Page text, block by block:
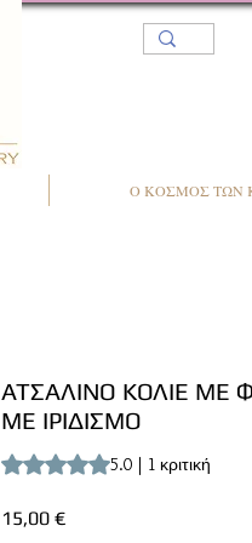
Ο ΚΟΣΜΟΣ ΤΩΝ
ΑΤΣΑΛΙΝΟ ΚΟΛΙΕ ΜΕ
ΜΕ ΙΡΙΔΙΣΜΟ
Rating is 5.0 out of five stars
5.0 | 1 κριτική
15,00 €Τιμή